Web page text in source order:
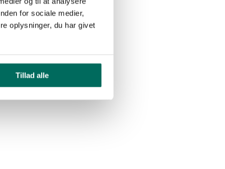
for sociale medier,
oplysninger, du har givet
Tillad alle